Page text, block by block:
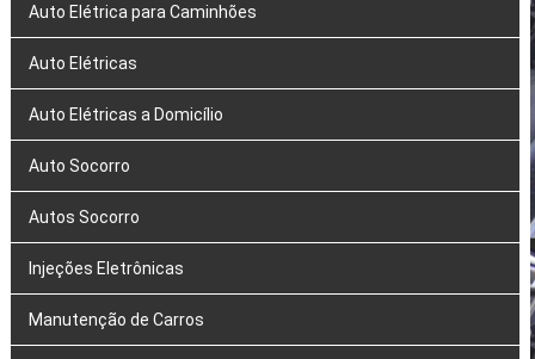
Auto Elétrica para Caminhões
Auto Elétricas
Auto Elétricas a Domicílio
Auto Socorro
Autos Socorro
Injeções Eletrônicas
Manutenção de Carros